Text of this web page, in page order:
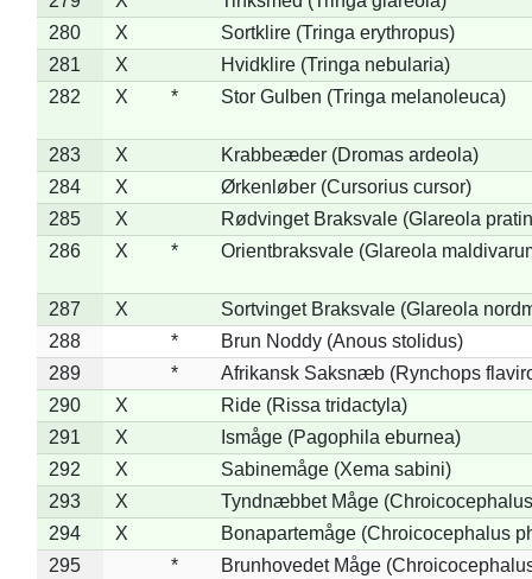
280
X
Sortklire (Tringa erythropus)
281
X
Hvidklire (Tringa nebularia)
282
X * Stor Gulben (Tringa melanoleuca)
283 X
Krabbeæder (Dromas ardeola)
284
X
Ørkenløber (Cursorius cursor)
285
X
Rødvinget Braksvale (Glareola
286
X * Orientbraksvale (Glareola
287 X
Sortvinget Braksvale (Glareola
288
*
Brun Noddy (Anous stolidus)
289
*
Afrikansk Saksnæb (Rynchops
290
X
Ride (Rissa tridactyla)
291
X
Ismåge (Pagophila eburnea)
292
X
Sabinemåge (Xema sabini)
293
X
Tyndnæbbet Måge
294
X
Bonapartemåge (Chroicocephalus
295
*
Brunhovedet Måge